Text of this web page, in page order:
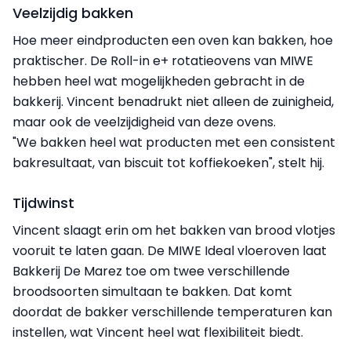
Veelzijdig bakken
Hoe meer eindproducten een oven kan bakken, hoe
praktischer. De Roll-in e+ rotatieovens van MIWE
hebben heel wat mogelijkheden gebracht in de
bakkerij. Vincent benadrukt niet alleen de zuinigheid,
maar ook de veelzijdigheid van deze ovens.
"We bakken heel wat producten met een consistent
bakresultaat, van biscuit tot koffiekoeken", stelt hij.
Tijdwinst
Vincent slaagt erin om het bakken van brood vlotjes
vooruit te laten gaan. De MIWE Ideal vloeroven laat
Bakkerij De Marez toe om twee verschillende
broodsoorten simultaan te bakken. Dat komt
doordat de bakker verschillende temperaturen kan
instellen, wat Vincent heel wat flexibiliteit biedt.